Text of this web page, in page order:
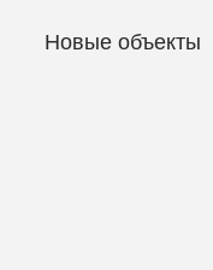
Новые объекты